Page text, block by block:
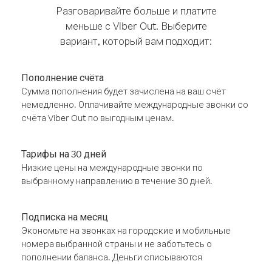
Разговаривайте больше и платите
меньше с Viber Out. Выберите
вариант, который вам подходит:
Пополнение счёта
Сумма пополнения будет зачислена на ваш счёт
немедленно. Оплачивайте международные звонки со
счёта Viber Out по выгодным ценам.
Тарифы на 30 дней
Низкие цены на международные звонки по
выбранному направлению в течение 30 дней.
Подписка на месяц
Экономьте на звонках на городские и мобильные
номера выбранной страны и не заботьтесь о
пополнении баланса. Деньги списываются